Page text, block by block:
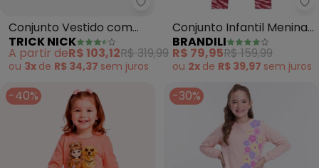
Trick Nick - Conjunto Vestido
Conjunto Vestido com
Blusa (Rosa)
TRICK NICK
A partir deR$ 103,12R$ 319,99
ou 3x de R$ 34,37 sem juros
Conjunto Infantil Menina
de Gatinho (Rosa)
BRANDILI
R$ 79,95R$ 159,99
ou 2x de R$ 39,97 sem juros
-40% -30%